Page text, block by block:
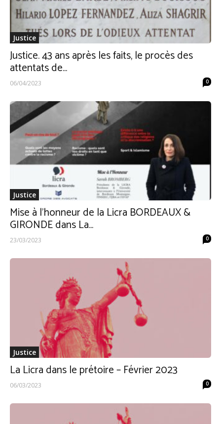
Justice
Justice. 43 ans après les faits, le procès des
attentats de...
06/04/2023 0
Justice
Mise à l’honneur de la Licra BORDEAUX &
GIRONDE dans La...
23/03/2023 0
Justice
La Licra dans le prétoire – Février 2023
06/03/2023 0